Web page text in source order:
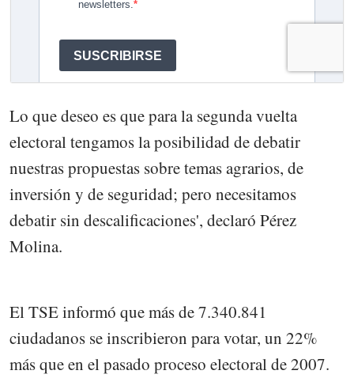
Lo que deseo es que para la segunda vuelta
electoral tengamos la posibilidad de debatir
nuestras propuestas sobre temas agrarios, de
inversión y de seguridad; pero necesitamos
debatir sin descalificaciones', declaró Pérez
Molina.
El TSE informó que más de 7.340.841
ciudadanos se inscribieron para votar, un 22%
más que en el pasado proceso electoral de 2007.